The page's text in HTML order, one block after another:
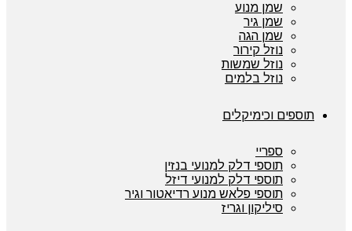
שמן מנוע
שמן גיר
שמן הגה
נוזל קירור
נוזל שמשות
נוזל בלמים
תוספים וכימיקלים
ספריי
תוספי דלק למנועי בנזין
תוספי דלק למנועי דיזל
תוספי פלאש מנוע רדיאטור וגיר
סיליקון וגריז